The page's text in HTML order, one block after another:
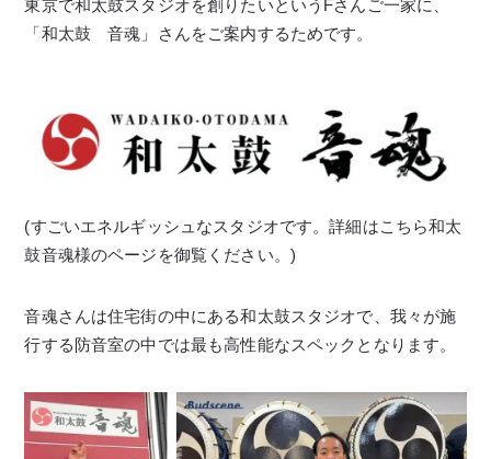
東京で和太鼓スタジオを創りたいというFさんご一家に、
「和太鼓 音魂」さんをご案内するためです。
(すごいエネルギッシュなスタジオです。詳細はこちら和太
鼓音魂様のページを御覧ください。)
音魂さんは住宅街の中にある和太鼓スタジオで、我々が施
行する防音室の中では最も高性能なスペックとなります。